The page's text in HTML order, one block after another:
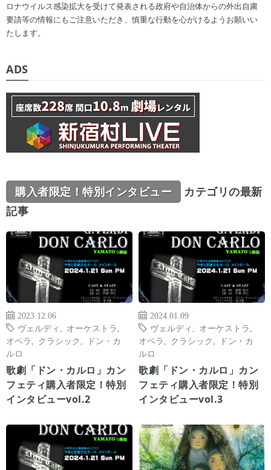
ロナウイルス感染拡大を受けて発表される政府や自治体からの外出自粛
要請等の情報にもご注意いただき、慎重な行動を心がけるようお願いい
たします。
ADS
購入者限定！特別インタビュー
カテゴリの最新
記事
2023.12.06
ヴェルディ
オーケストラ
オペラ
クラシック
ドン・カ
ルロ
歌劇「ドン・カルロ」カン
フェティ購入者限定！特別
インタビューvol.2
2024.01.09
ヴェルディ
オーケストラ
オペラ
クラシック
ドン・カ
ルロ
歌劇「ドン・カルロ」カン
フェティ購入者限定！特別
インタビューvol.3